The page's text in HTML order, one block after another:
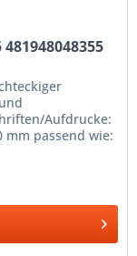
Aufdrucke:
mm passend wie: